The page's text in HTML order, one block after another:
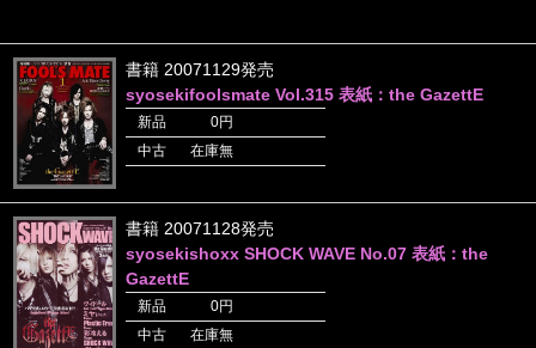
書籍 20071129発売
syosekifoolsmate Vol.315 表紙：the GazettE
新品
0円
中古
在庫無
書籍 20071128発売
syosekishoxx SHOCK WAVE No.07 表紙：the
GazettE
新品
0円
中古
在庫無